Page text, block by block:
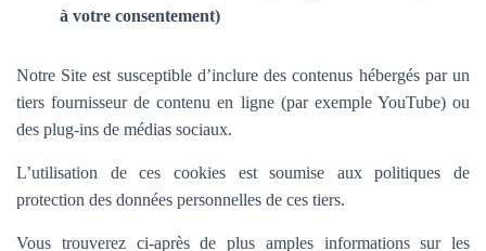
à votre consentement)
Notre Site est susceptible d’inclure des contenus hébergés par un
tiers fournisseur de contenu en ligne (par exemple YouTube) ou
des plug-ins de médias sociaux.
L’utilisation de ces cookies est soumise aux politiques de
protection des données personnelles de ces tiers.
Vous trouverez ci-après de plus amples informations sur les